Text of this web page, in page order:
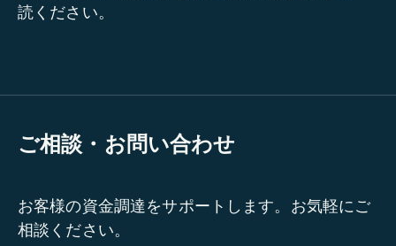
読ください。
ご相談・お問い合わせ
お客様の資金調達をサポートします。お気軽にご
相談ください。